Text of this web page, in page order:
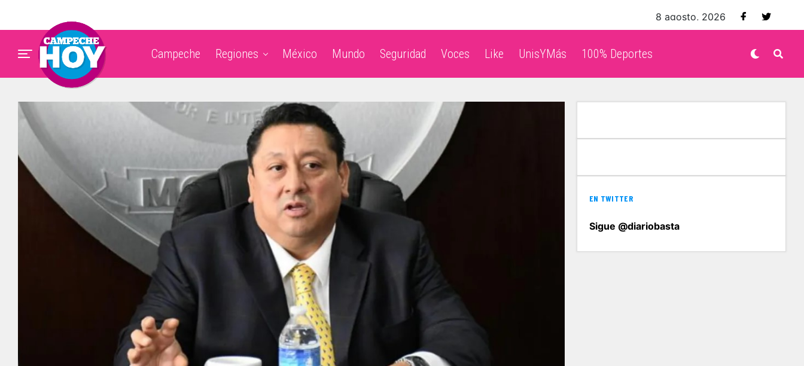
8 agosto, 2026
Campeche Regiones México Mundo Seguridad Voces Like UnisYMás 100% Deportes
EN TWITTER
Sigue @diariobasta